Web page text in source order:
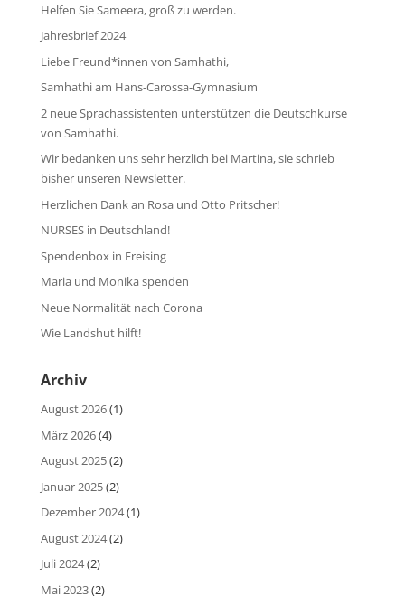
Helfen Sie Sameera, groß zu werden.
Jahresbrief 2024
Liebe Freund*innen von Samhathi,
Samhathi am Hans-Carossa-Gymnasium
2 neue Sprachassistenten unterstützen die Deutschkurse
von Samhathi.
Wir bedanken uns sehr herzlich bei Martina, sie schrieb
bisher unseren Newsletter.
Herzlichen Dank an Rosa und Otto Pritscher!
NURSES in Deutschland!
Spendenbox in Freising
Maria und Monika spenden
Neue Normalität nach Corona
Wie Landshut hilft!
Archiv
August 2026(1)
März 2026(4)
August 2025(2)
Januar 2025(2)
Dezember 2024(1)
August 2024(2)
Juli 2024(2)
Mai 2023(2)